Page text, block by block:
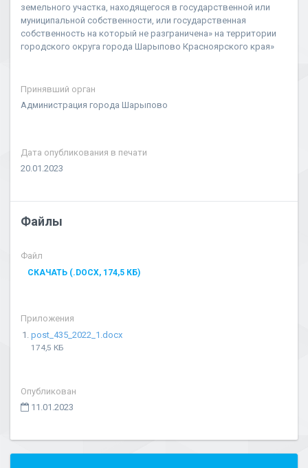
земельного участка, находящегося в государственной или
муниципальной собственности, или государственная
собственность на который не разграничена» на территории
городского округа города Шарыпово Красноярского края»
Принявший орган
Администрация города Шарыпово
Дата опубликования в печати
20.01.2023
Файлы
Файл
СКАЧАТЬ (.DOCX, 174,5 КБ)
Приложения
post_435_2022_1.docx
174,5 КБ
Опубликован
11.01.2023